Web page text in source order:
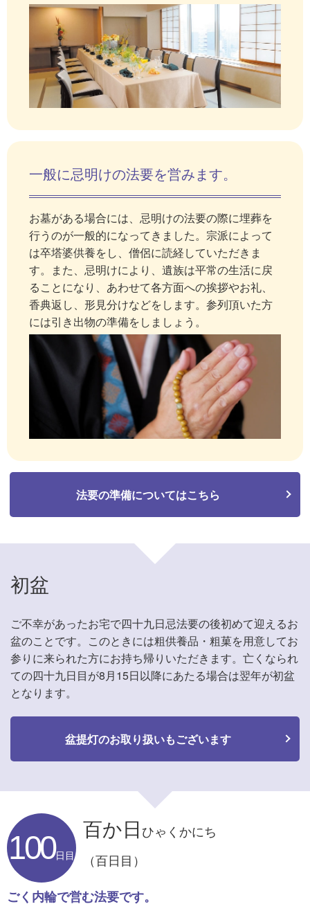
一般に忌明けの法要を営みます。
お墓がある場合には、忌明けの法要の際に埋葬を
行うのが一般的になってきました。宗派によって
は卒塔婆供養をし、僧侶に読経していただきま
す。また、忌明けにより、遺族は平常の生活に戻
ることになり、あわせて各方面への挨拶やお礼、
香典返し、形見分けなどをします。参列頂いた方
には引き出物の準備をしましょう。
法要の準備についてはこちら
初盆
ご不幸があったお宅で四十九日忌法要の後初めて迎えるお
盆のことです。このときには粗供養品・粗菓を用意してお
参りに来られた方にお持ち帰りいただきます。亡くなられ
ての四十九日目が8月15日以降にあたる場合は翌年が初盆
となります。
盆提灯のお取り扱いもございます
100日目
百か日 ひゃくかにち
（百日目）
ごく内輪で営む法要です。